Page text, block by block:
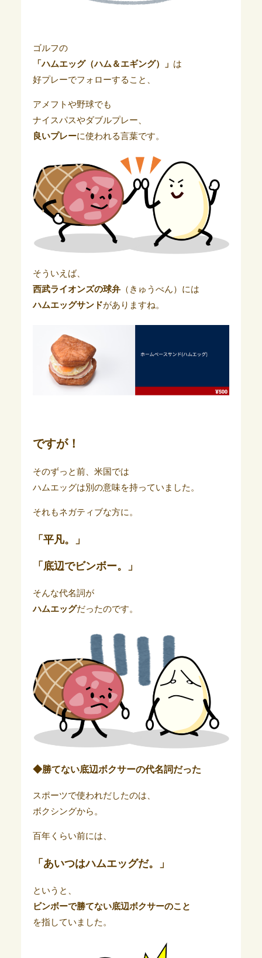
ゴルフの
「ハムエッグ（ハム＆エギング）」 は
好プレーでフォローすること、
アメフトや野球でも
ナイスパスやダブルプレー、
良いプレーに使われる言葉です。
そういえば、
西武ライオンズの球弁（きゅうべん）には
ハムエッグサンドがありますね。
ですが！
そのずっと前、米国では
ハムエッグは別の意味を持っていました。
それもネガティブな方に。
「平凡。」
「底辺でビンボー。」
そんな代名詞が
ハムエッグだったのです。
◆勝てない底辺ボクサーの代名詞だった
スポーツで使われだしたのは、
ボクシングから。
百年くらい前には、
「あいつはハムエッグだ。」
というと、
ビンボーで勝てない底辺ボクサーのこと
を指していました。